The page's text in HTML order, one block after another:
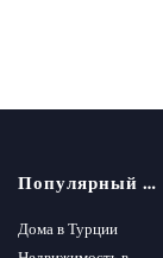
Популярный поиск
Дома в Турции